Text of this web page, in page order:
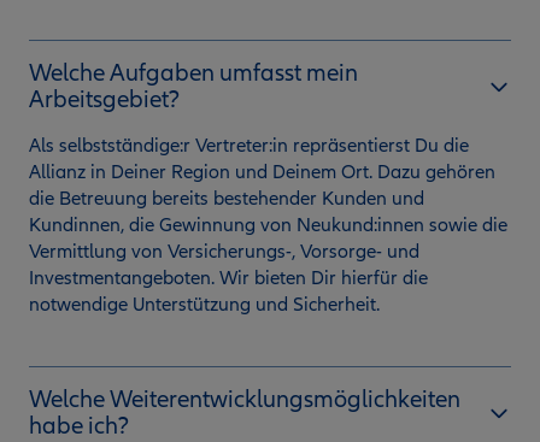
Welche Aufgaben umfasst mein
Arbeitsgebiet?
Als selbstständige:r Vertreter:in repräsentierst Du die
Allianz in Deiner Region und Deinem Ort. Dazu gehören
die Betreuung bereits bestehender Kunden und
Kundinnen, die Gewinnung von Neukund:innen sowie die
Vermittlung von Versicherungs-, Vorsorge- und
Investmentangeboten. Wir bieten Dir hierfür die
notwendige Unterstützung und Sicherheit.
Welche Weiterentwicklungsmöglichkeiten
habe ich?